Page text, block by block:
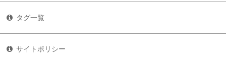
タグ一覧
サイトポリシー